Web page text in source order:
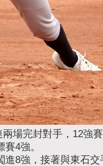
場完封對手，12強
4強。
8強，接著與東石